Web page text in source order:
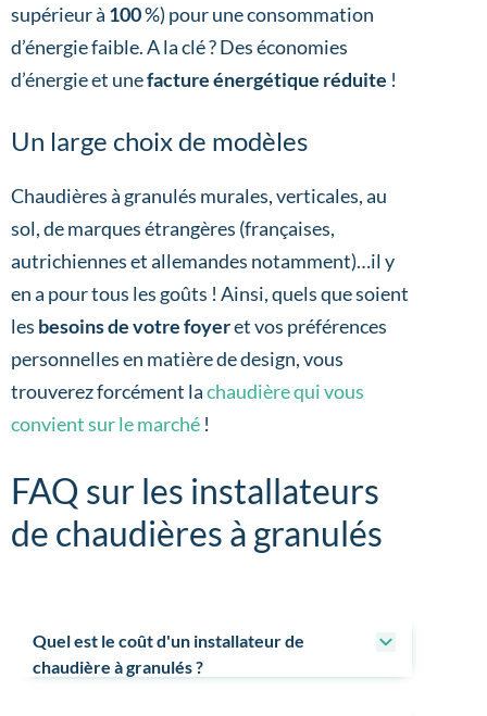
supérieur à 100%) pour une consommation
d’énergie faible. A la clé ? Des économies
d’énergie et unefacture énergétique réduite !
Un large choix de modèles
Chaudières à granulés murales, verticales, au
sol, de marques étrangères (françaises,
autrichiennes et allemandes notamment)…il y
en a pour tous les goûts ! Ainsi, quels que soient
les besoins de votre foyeret vos préférences
personnelles en matière de design, vous
trouverez forcément lachaudière qui vous
convient sur le marché !
FAQ sur les installateurs
de chaudières à granulés
Quel est le coût d'un installateur de
chaudière à granulés ?